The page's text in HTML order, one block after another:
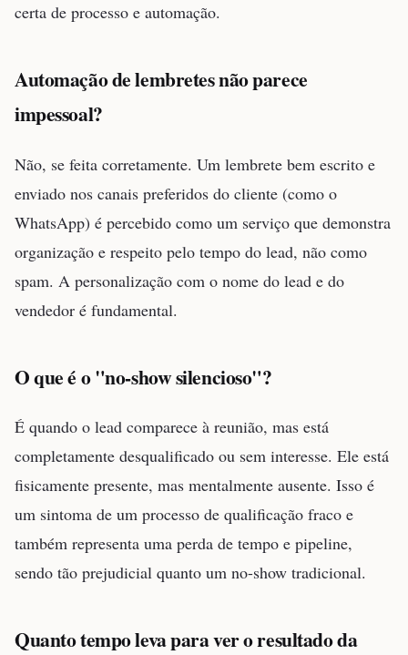
certa de processo e automação.
Automação de lembretes não parece
impessoal?
Não, se feita corretamente. Um lembrete bem escrito e
enviado nos canais preferidos do cliente (como o
WhatsApp) é percebido como um serviço que demonstra
organização e respeito pelo tempo do lead, não como
spam. A personalização com o nome do lead e do
vendedor é fundamental.
O que é o "no-show silencioso"?
É quando o lead comparece à reunião, mas está
completamente desqualificado ou sem interesse. Ele está
fisicamente presente, mas mentalmente ausente. Isso é
um sintoma de um processo de qualificação fraco e
também representa uma perda de tempo e pipeline,
sendo tão prejudicial quanto um no-show tradicional.
Quanto tempo leva para ver o resultado da